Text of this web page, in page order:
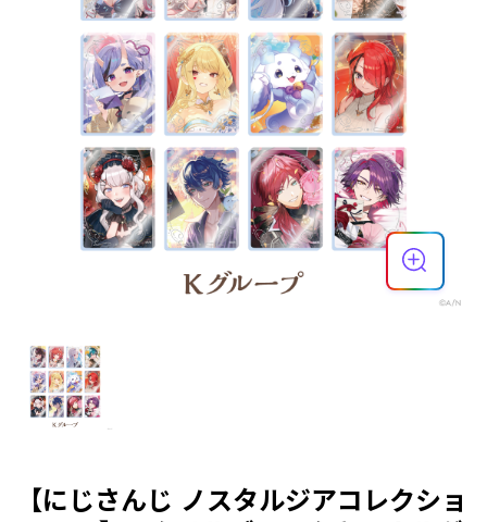
【にじさんじ ノスタルジアコレクショ